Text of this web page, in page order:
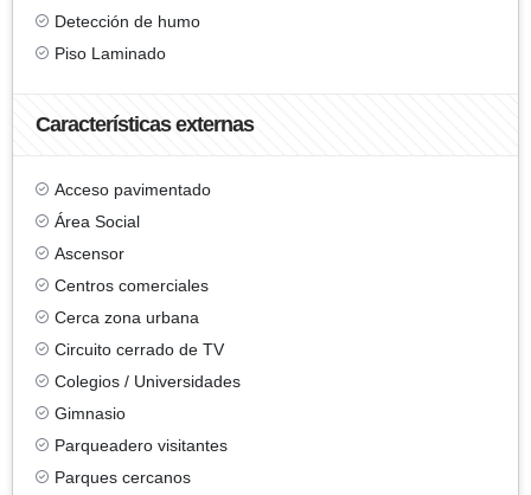
Detección de humo
Piso Laminado
Características externas
Acceso pavimentado
Área Social
Ascensor
Centros comerciales
Cerca zona urbana
Circuito cerrado de TV
Colegios / Universidades
Gimnasio
Parqueadero visitantes
Parques cercanos